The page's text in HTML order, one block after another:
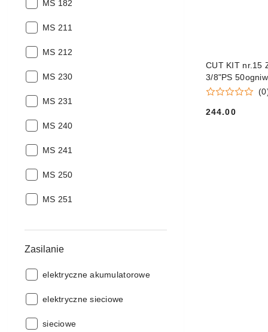
pilarek:
Pasujące
pilarek:
MS 182
Pasujące
pilarek:
MS 211
Pasujące
pilarek:
MS 212
Pasujące
pilarek:
MS 230
Pasujące
pilarek:
MS 231
Pasujące
pilarek:
MS 240
Pasujące
pilarek:
MS 241
Pasujące
pilarek:
MS 250
Pasujące
MS 251
Zasilanie
Zasilanie:
elektryczne akumulatorowe
Zasilanie:
elektryczne sieciowe
Zasilanie:
sieciowe
CUT KIT nr.15
3/8"PS
Cena:
244.00